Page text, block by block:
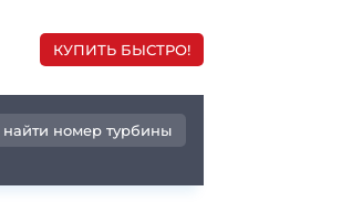
КУПИТЬ БЫСТРО!
найти номер турбины